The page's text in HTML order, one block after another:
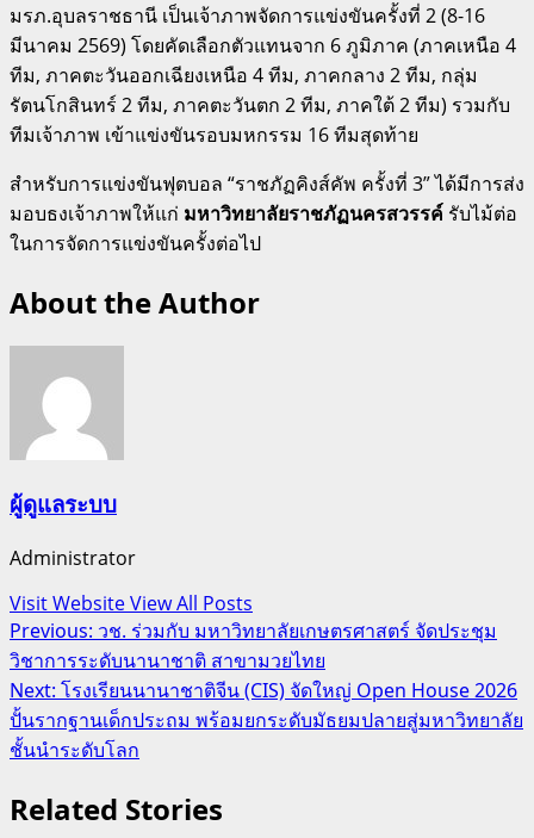
มรภ.อุบลราชธานี เป็นเจ้าภาพจัดการแข่งขันครั้งที่ 2 (8-16
มีนาคม 2569) โดยคัดเลือกตัวแทนจาก 6 ภูมิภาค (ภาคเหนือ 4
ทีม, ภาคตะวันออกเฉียงเหนือ 4 ทีม, ภาคกลาง 2 ทีม, กลุ่ม
รัตนโกสินทร์ 2 ทีม, ภาคตะวันตก 2 ทีม, ภาคใต้ 2 ทีม) รวมกับ
ทีมเจ้าภาพ เข้าแข่งขันรอบมหกรรม 16 ทีมสุดท้าย
สำหรับการแข่งขันฟุตบอล “ราชภัฏคิงส์คัพ ครั้งที่ 3” ได้มีการส่ง
มอบธงเจ้าภาพให้แก่ มหาวิทยาลัยราชภัฏนครสวรรค์ รับไม้ต่อ
ในการจัดการแข่งขันครั้งต่อไป
About the Author
ผู้ดูแลระบบ
Administrator
Visit WebsiteView All Posts
Post
navigation
Previous: วช. ร่วมกับ มหาวิทยาลัยเกษตรศาสตร์ จัดประชุม
วิชาการระดับนานาชาติ สาขามวยไทย
Next: โรงเรียนนานาชาติจีน (CIS) จัดใหญ่ Open House 2026
ปั้นรากฐานเด็กประถม พร้อมยกระดับมัธยมปลายสู่มหาวิทยาลัย
ชั้นนำระดับโลก
Related Stories